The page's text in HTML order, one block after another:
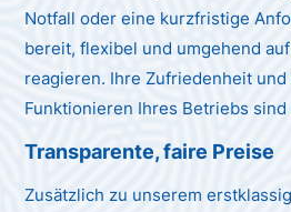
Notfall oder eine kurzfristige
bereit, flexibel und umgehend
reagieren. Ihre Zufriedenheit
Funktionieren Ihres Betriebs
Transparente, faire Preise
Zusätzlich zu unserem